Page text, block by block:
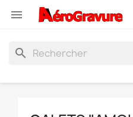

search